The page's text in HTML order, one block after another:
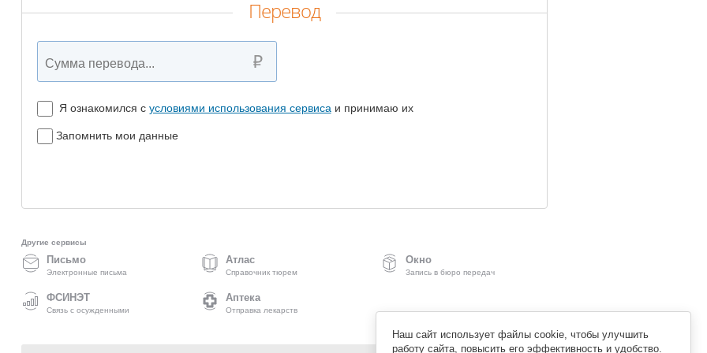
Перевод
Я ознакомился с условиями использования сервиса и принимаю их
Запомнить мои данные
Другие сервисы
Письмо
Электронные письма
Атлас
Справочник тюрем
Окно
Запись в бюро передач
ФСИНЭТ
Связь с осужденными
Аптека
Отправка лекарств
Наш сайт использует файлы cookie, чтобы улучшить
работу сайта, повысить его эффективность и удобство.